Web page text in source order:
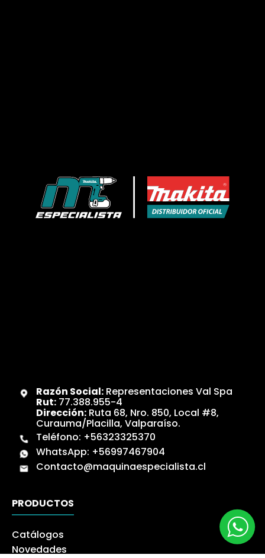
Razón Social:Representaciones Val Spa
Rut:77.388.955-4
Dirección:Ruta 68, Nro. 850, Local #8,
Curauma/Placilla, Valparaíso.
Teléfono: +56323325370
WhatsApp: +56997467904
Contacto@maquinaespecialista.cl
PRODUCTOS
Catálogos
Novedades